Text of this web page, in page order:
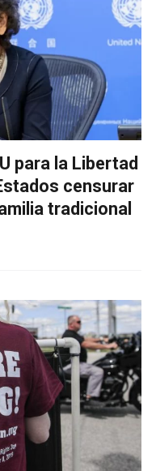
para la Libertad
censurar
tradicional